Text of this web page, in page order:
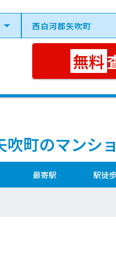
町のマンシ
最寄駅 駅徒